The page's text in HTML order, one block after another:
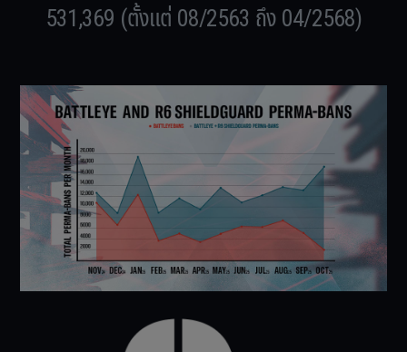
531,369 (ตั้งแต่ 08/2563 ถึง 04/2568)